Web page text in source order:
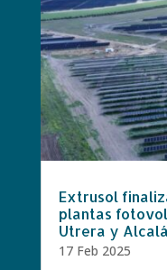
Extrusol
plantas
Utrera y
17 Feb 2025